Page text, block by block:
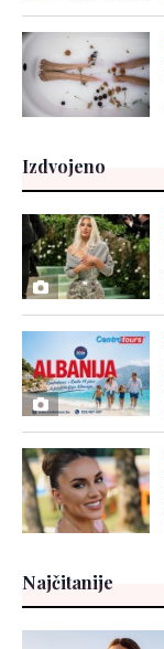
Izdvojeno
Najčitanije